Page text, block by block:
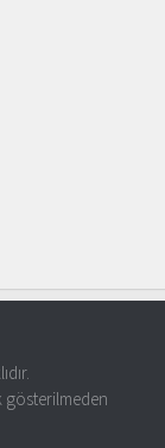
gösterilmeden